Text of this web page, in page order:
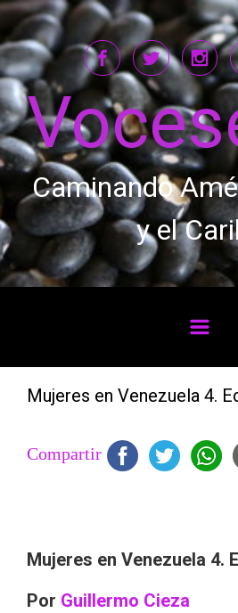
Saltar al contenido principal
Caminando
y el
Mujeres en Venezuela 4.
Compartir
Mujeres en Venezuela 4.
Por Guillermo Cieza